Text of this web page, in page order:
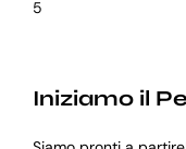
5
Iniziamo il